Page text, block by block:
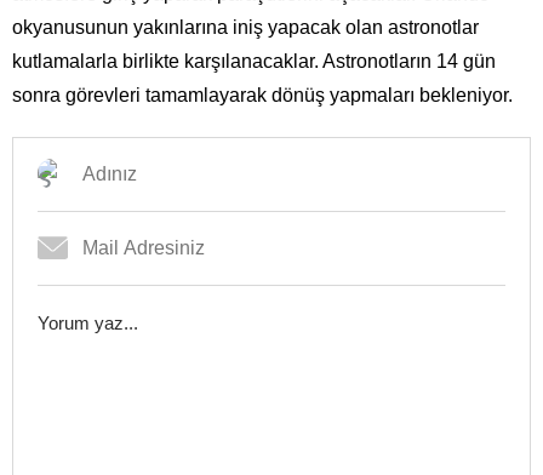
okyanusunun yakınlarına iniş yapacak olan astronotlar
kutlamalarla birlikte karşılanacaklar. Astronotların 14 gün
sonra görevleri tamamlayarak dönüş yapmaları bekleniyor.